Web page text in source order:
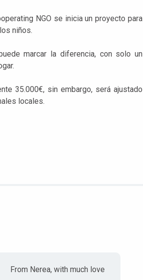
NGO se inicia un proyecto para
niños.
marcar la diferencia, con solo un
35.000€, sin embargo, será ajustado
locales.
From Nerea, with much love